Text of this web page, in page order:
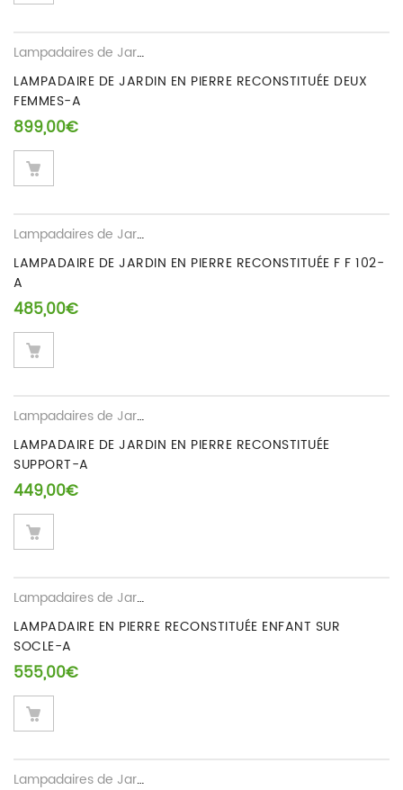
Lampadaires de Jardin
LAMPADAIRE DE JARDIN EN PIERRE RECONSTITUÉE DEUX
FEMMES-A
899,00€
Lampadaires de Jardin
LAMPADAIRE DE JARDIN EN PIERRE RECONSTITUÉE F F 102-
A
485,00€
Lampadaires de Jardin
LAMPADAIRE DE JARDIN EN PIERRE RECONSTITUÉE
SUPPORT-A
449,00€
Lampadaires de Jardin
LAMPADAIRE EN PIERRE RECONSTITUÉE ENFANT SUR
SOCLE-A
555,00€
Lampadaires de Jardin